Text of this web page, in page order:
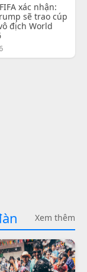
xác nhận:
sẽ trao cúp
địch World
Xem thêm